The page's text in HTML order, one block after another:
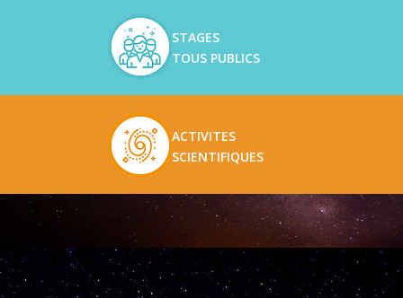
STAGES
TOUS PUBLICS
ACTIVITES
SCIENTIFIQUES